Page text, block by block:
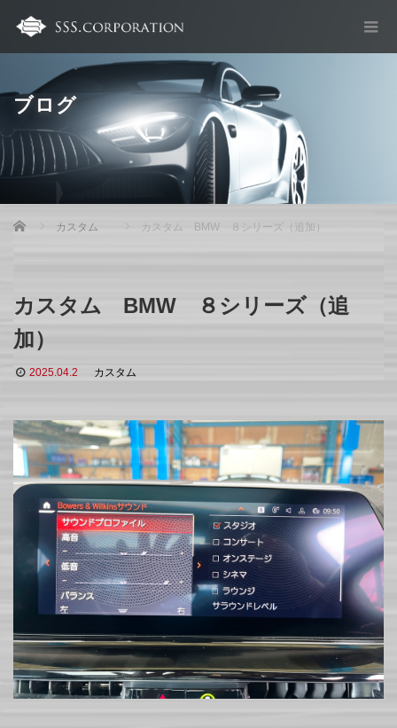
ブログ
Home カスタム カスタム BMW ８シリーズ（追加）
カスタム BMW ８シリーズ（追
加）
2025.04.2 カスタム